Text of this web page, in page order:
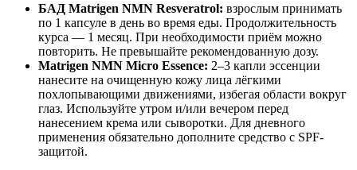
БАД Matrigen NMN Resveratrol: взрослым принимать
по 1 капсуле в день во время еды. Продолжительность
курса — 1 месяц. При необходимости приём можно
повторить. Не превышайте рекомендованную дозу.
Matrigen NMN Micro Essence: 2–3 капли эссенции
нанесите на очищенную кожу лица лёгкими
похлопывающими движениями, избегая области вокруг
глаз. Используйте утром и/или вечером перед
нанесением крема или сыворотки. Для дневного
применения обязательно дополните средство с SPF-
защитой.